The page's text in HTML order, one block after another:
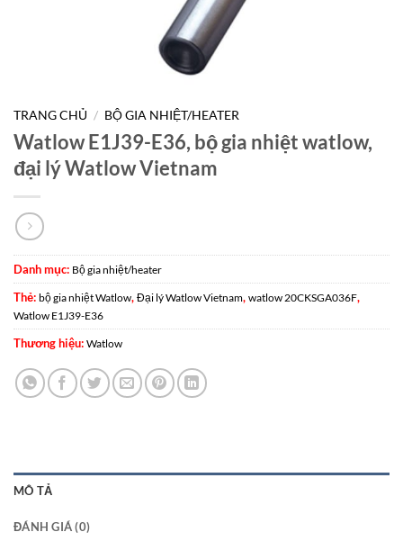
TRANG CHỦ / BỘ GIA NHIỆT/HEATER
Watlow E1J39-E36, bộ gia nhiệt watlow,
đại lý Watlow Vietnam
Danh mục: Bộ gia nhiệt/heater
Thẻ: bộ gia nhiệt Watlow, Đại lý Watlow Vietnam, watlow 20CKSGA036F,
Watlow E1J39-E36
Thương hiệu: Watlow
MÔ TẢ
ĐÁNH GIÁ (0)